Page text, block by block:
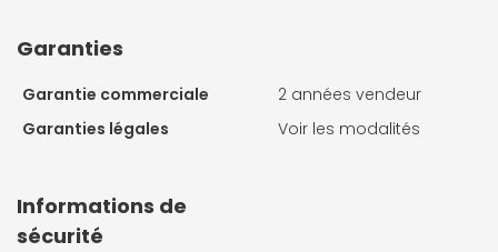
Garanties
Garantie commerciale
2 années vendeur
Garanties légales
Voir les modalités
Informations de
sécurité